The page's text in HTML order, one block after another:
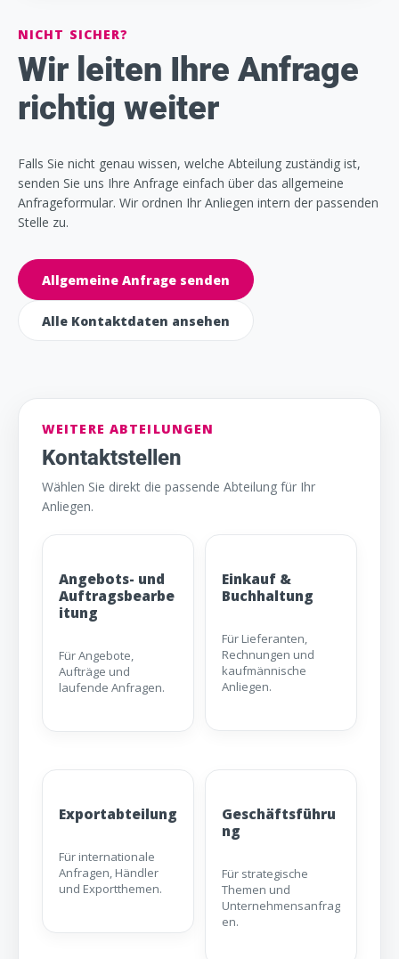
NICHT SICHER?
Wir leiten Ihre Anfrage
richtig weiter
Falls Sie nicht genau wissen, welche Abteilung zuständig ist,
senden Sie uns Ihre Anfrage einfach über das allgemeine
Anfrageformular. Wir ordnen Ihr Anliegen intern der passenden
Stelle zu.
Allgemeine Anfrage senden
Alle Kontaktdaten ansehen
WEITERE ABTEILUNGEN
Kontaktstellen
Wählen Sie direkt die passende Abteilung für Ihr
Anliegen.
Angebots- und
Auftragsbearbe
itung
Für Angebote,
Aufträge und
laufende Anfragen.
Einkauf &
Buchhaltung
Für Lieferanten,
Rechnungen und
kaufmännische
Anliegen.
Exportabteilung
Für internationale
Anfragen, Händler
und Exportthemen.
Geschäftsführu
ng
Für strategische
Themen und
Unternehmensanfrag
en.